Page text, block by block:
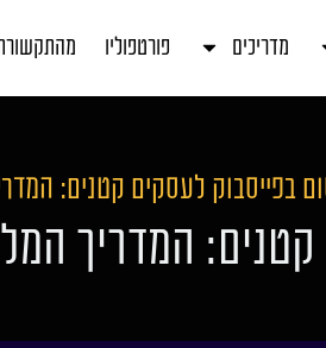
מדריכים פורטפוליו
בפייסבוק לעסקים קטנים:
קטנים: המדריך